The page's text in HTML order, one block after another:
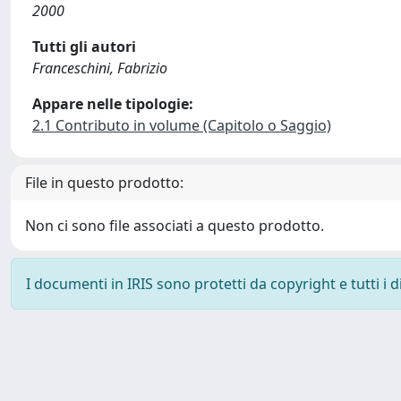
2000
Tutti gli autori
Franceschini, Fabrizio
Appare nelle tipologie:
2.1 Contributo in volume (Capitolo o Saggio)
File in questo prodotto:
Non ci sono file associati a questo prodotto.
I documenti in IRIS sono protetti da copyright e tutti i